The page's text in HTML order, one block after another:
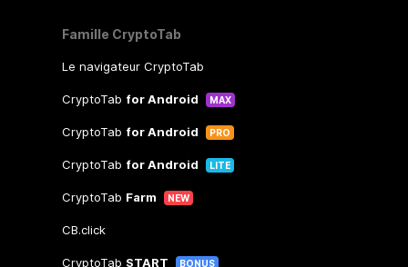
Famille CryptoTab
Le navigateur CryptoTab
CryptoTab for Android MAX
CryptoTab for Android PRO
CryptoTab for Android LITE
CryptoTab Farm NEW
CB.click
CryptoTab START BONUS